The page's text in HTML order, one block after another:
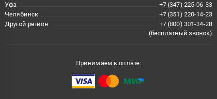
Уфа
+7 (347) 225-06-33
Челябинск
+7 (351) 220-14-23
Другой регион
+7 (800) 301-34-28
(бесплатный звонок)
Принимаем к оплате: